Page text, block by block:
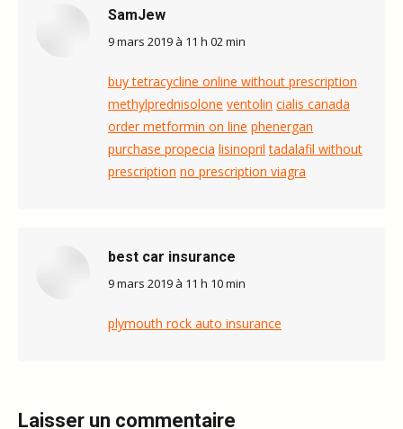
SamJew
dit
9 mars 2019 à 11 h 02 min
buy tetracycline online without prescription
methylprednisolone ventolin cialis canada
order metformin on line phenergan
purchase propecia lisinopril tadalafil without
prescription no prescription viagra
best car insurance
dit
9 mars 2019 à 11 h 10 min
plymouth rock auto insurance
Laisser un commentaire